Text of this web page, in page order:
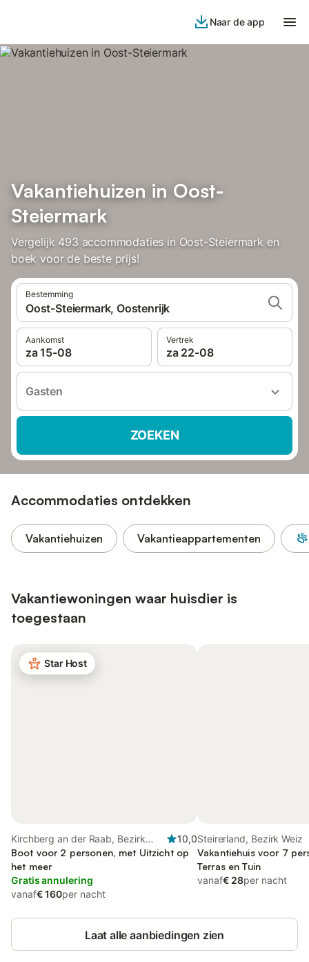
Naar de app
Vakantiehuizen in Oost-
Steiermark
Vergelijk 493 accommodaties in Oost-Steiermark en
boek voor de beste prijs!
Bestemming
Oost-Steiermark, Oostenrijk
Aankomst
za 15-08
Vertrek
za 22-08
Gasten
ZOEKEN
Accommodaties ontdekken
Vakantiehuizen Vakantieappartementen
Vakantiewoningen waar huisdier is
toegestaan
Star Host
Kirchberg an der Raab, Bezirk
Feldbach
10,0
Boot voor 2 personen, met Uitzicht op
het meer
Gratis annulering
vanaf€ 160per nacht
Steirerland, Bezirk Weiz
Vakantiehuis voor 7
Terras en Tuin
vanaf€ 28per nacht
Laat alle aanbiedingen zien